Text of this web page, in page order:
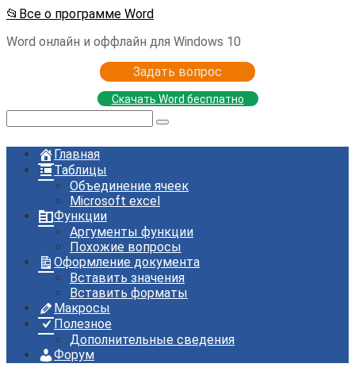
Перейти
контенту
📂Все о программе Word
Word онлайн и оффлайн для Windows 10
Задать вопрос
Скачать Word бесплатно
Главная
Таблицы
Объединение ячеек
Microsoft excel
Функции
Аргументы функции
Похожие вопросы
Оформление документа
Вставить значения
Вставить форматы
Макросы
Полезное
Дополнительные сведения
Форум